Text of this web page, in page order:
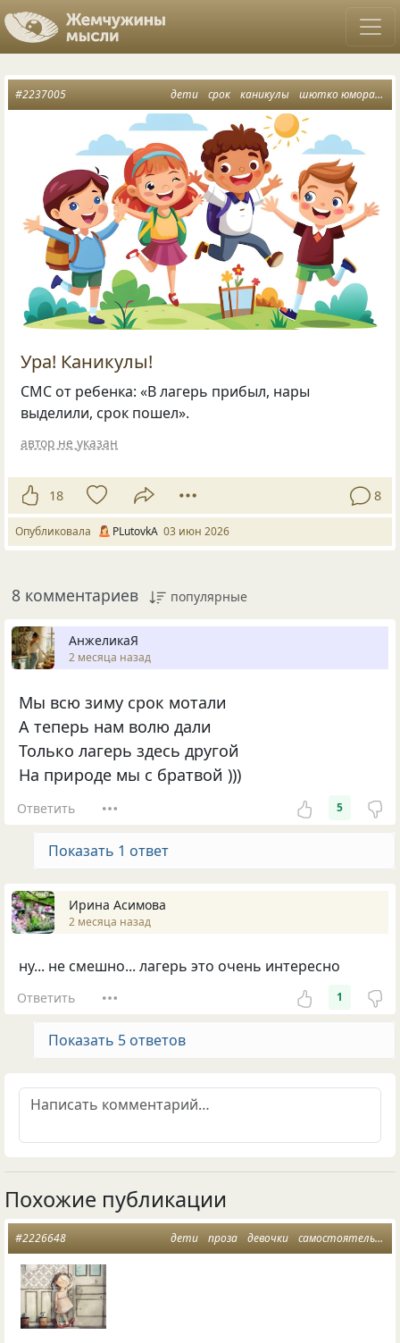
дети срок каникулы шютко юмора
#2237005
Ура! Каникулы!
СМС от ребенка: «В лагерь прибыл, нары
выделили, срок пошел».
автор не указан
18 8
Опубликовала PLutоvkА 03 июн 2026
8 комментариев популярные
АнжеликаЯ
2 месяца назад
Мы всю зиму срок мотали
А теперь нам волю дали
Только лагерь здесь другой
На природе мы с братвой )))
Ответить 5
Показать 1 ответ
Ирина Асимова
2 месяца назад
ну... не смешно... лагерь это очень интересно
Ответить 1
Показать 5 ответов
Похожие публикации
дети проза девочки самостоятельность
#2226648